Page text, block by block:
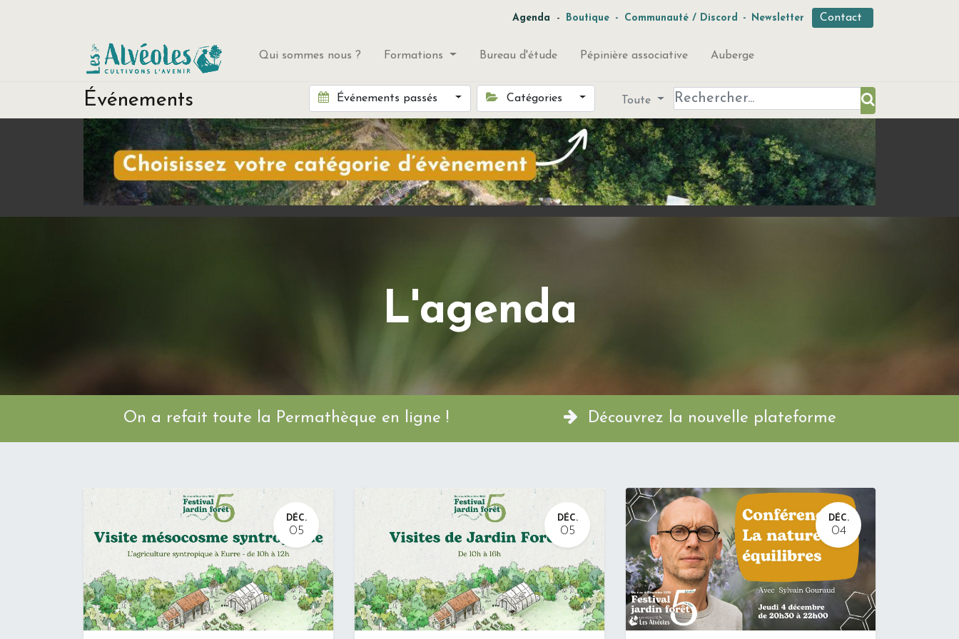
Agenda - Boutique - Communauté / Discord - Newsletter Contact
Qui sommes nous ? Formations Bureau d'étude Pépinière associative Auberge
Événements Événements passés Catégories Toute
L'agenda
On a refait toute la Permathèque en ligne ! Découvrez la nouvelle plateforme
DÉC.
05
DÉC.
05
DÉC.
04